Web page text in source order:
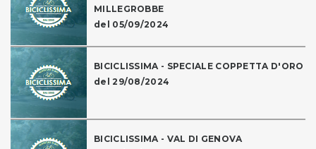
MILLEGROBBE
del 05/09/2024
BICICLISSIMA - SPECIALE COPPETTA D'ORO
del 29/08/2024
BICICLISSIMA - VAL DI GENOVA